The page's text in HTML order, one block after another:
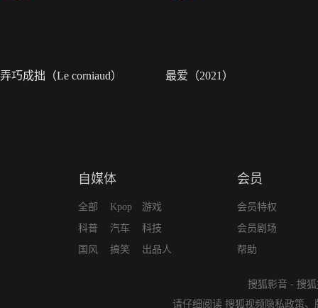
弄巧成拙（Le corniaud） 最爱（2021）
自媒体
全部
科普
国风
Kpop
汽车
搞笑
游戏
科技
出品人
会员
会员特权
会员剧场
帮助
搜狐影音 - 搜
请仔细阅读 搜狐视频隐私政策、